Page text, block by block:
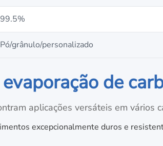
99.5%
Pó/grânulo/personalizado
de
aplicações versáteis em vários
excepcionalmente duros e